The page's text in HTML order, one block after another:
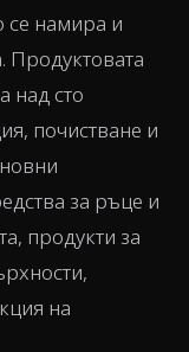
се намира и
Продуктовата
над сто
почистване и
за ръце и
продукти за
на